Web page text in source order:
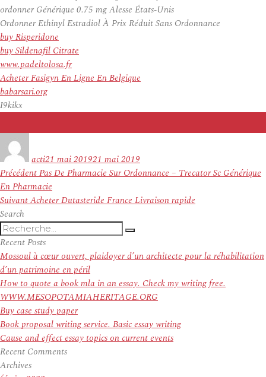
ordonner Générique 0.75 mg Alesse États-Unis
Ordonner Ethinyl Estradiol À Prix Réduit Sans Ordonnance
buy Risperidone
buy Sildenafil Citrate
www.padeltolosa.fr
Acheter Fasigyn En Ligne En Belgique
babarsari.org
I9kikx
actile
21 mai 201921 mai 2019
Navigation
de
l’article
PrécédentArticle
précédent :
Pas De Pharmacie Sur Ordonnance – Trecator Sc Générique
En Pharmacie
SuivantArticle
Acheter Dutasteride France Livraison rapide
Search
Recherche
pour
:
Recherche
Recent Posts
Mossoul à cœur ouvert, plaidoyer d’un architecte pour la réhabilitation
d’un patrimoine en péril
How to quote a book mla in an essay. Check my writing free.
WWW.MESOPOTAMIAHERITAGE.ORG
Buy case study paper
Book proposal writing service. Basic essay writing
Cause and effect essay topics on current events
Recent Comments
Archives